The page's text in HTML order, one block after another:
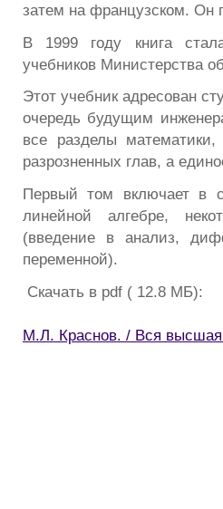
затем на французском. Он
В 1999 году книга
учебников Министерства
Этот учебник адресован
очередь будущим
все разделы
разрозненных глав, а
Первый том включает в
линейной алгебре,
(введение в анализ,
переменной).
Скачать в pdf ( 12.8 МБ):
М.Л. Краснов. / Вся высшая